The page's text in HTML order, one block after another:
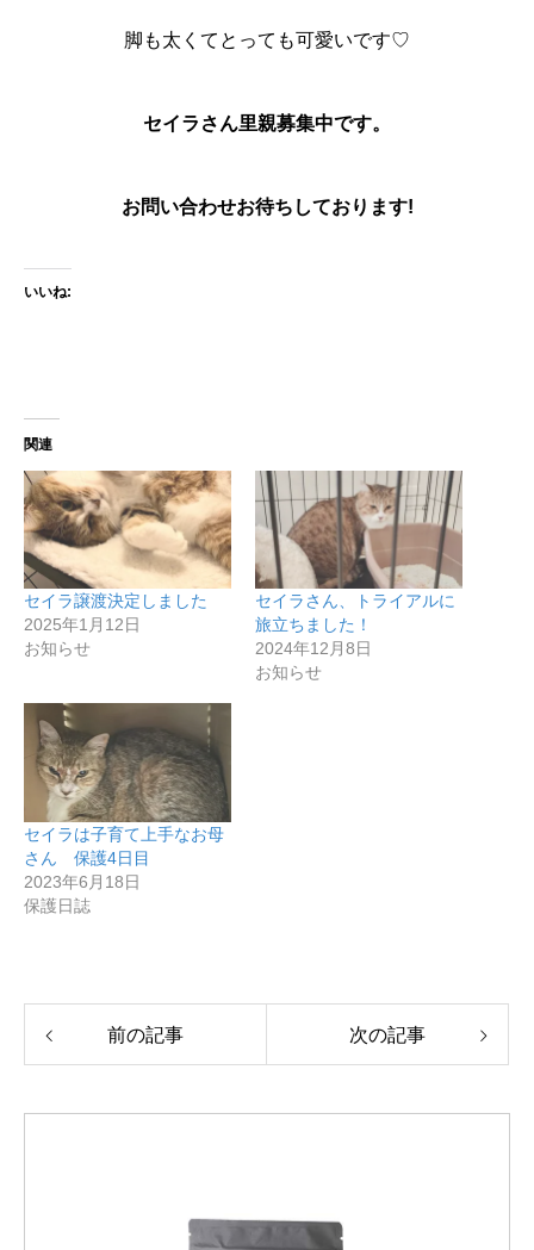
脚も太くてとっても可愛いです♡
セイラさん里親募集中です。
お問い合わせお待ちしております!
いいね:
関連
セイラ譲渡決定しました
2025年1月12日
お知らせ
セイラさん、トライアルに
旅立ちました！
2024年12月8日
お知らせ
セイラは子育て上手なお母
さん 保護4日目
2023年6月18日
保護日誌
前の記事 次の記事